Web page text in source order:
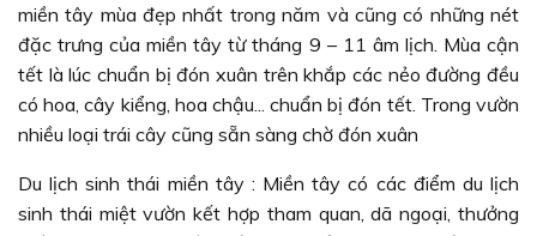
miền tây mùa đẹp nhất trong năm và cũng có những nét
đặc trưng của miền tây từ tháng 9 – 11 âm lịch. Mùa cận
tết là lúc chuẩn bị đón xuân trên khắp các nẻo đường đều
có hoa, cây kiểng, hoa chậu... chuẩn bị đón tết. Trong vườn
nhiều loại trái cây cũng sẵn sàng chờ đón xuân
Du lịch sinh thái miền tây : Miền tây có các điểm du lịch
sinh thái miệt vườn kết hợp tham quan, dã ngoại, thưởng